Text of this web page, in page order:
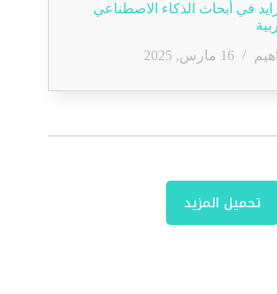
في أبحاث الذكاء الاصطناعي
16 مارس, 2025
تحميل المزيد